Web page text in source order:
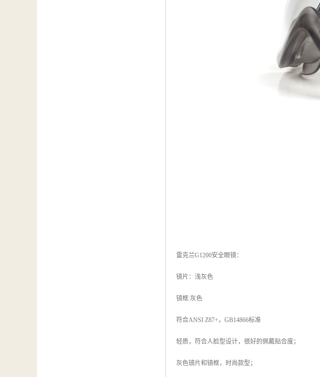
雷克兰G1200安全眼镜：
镜片：浅灰色
镜框:灰色
符合ANSI Z87+，GB14866标准
轻质，符合人脸型设计，很好的佩戴贴合度；
灰色镜片和镜框，时尚款型；